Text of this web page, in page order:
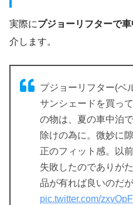
実際にプジョーリフターで
介します。
プジョーリフター(ベ
サンシェードを買っ
の物は、夏の車中泊
除けの為に。微妙に
正のフィット感。以
失敗したのでありが
品が有れば良いのだ
pic.twitter.com/